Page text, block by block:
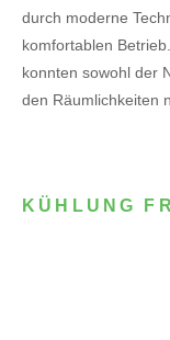
durch moderne
komfortablen
konnten sowohl der
den Räumlichkeiten
KÜHLUNG